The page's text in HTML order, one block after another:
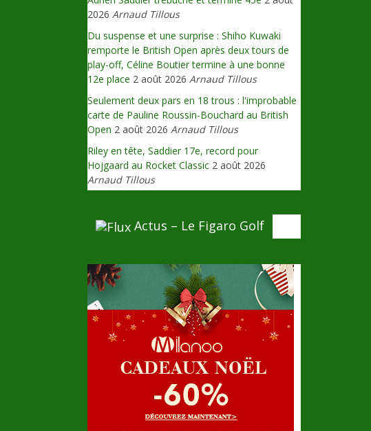
2026 Arnaud Tillous
Du suspense et une surprise : Shiho Kuwaki
remporte le British Open après deux tours de
play-off, Céline Boutier termine à une bonne
12e place 2 août 2026 Arnaud Tillous
Seulement deux pars en 18 trous : l'improbable
carte de Pauline Roussin-Bouchard au British
Open 2 août 2026 Arnaud Tillous
Riley en tête, Saddier 17e, record pour
Hojgaard au Rocket Classic 2 août 2026
Arnaud Tillous
Actus – Le Figaro Golf